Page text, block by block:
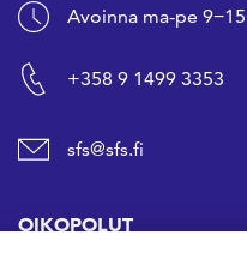
Avoinna ma-pe 9−15
+358 9 1499 3353
sfs@sfs.fi
OIKOPOLUT